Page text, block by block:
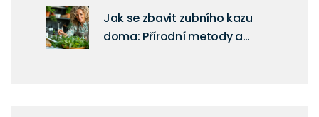
roce 2026
Jak se zbavit zubního kazu
doma: Přírodní metody a